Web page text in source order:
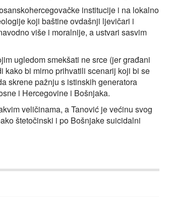
institucije i na lokalno
koji baštine ovdašnji ljevičari i
više i moralnije, a ustvari sasvim
ugledom smekšati ne srce (jer građani
kako bi mirno prihvatili scenarij koji bi se
skrene pažnju s istinskih generatora
i Hercegovine i Bošnjaka.
veličinama, a Tanović je većinu svog
štetočinski i po Bošnjake suicidalni